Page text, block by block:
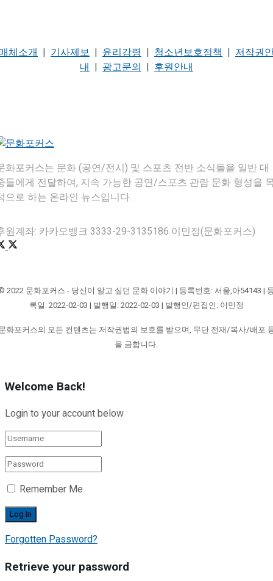
체소개 | 기사제보 | 윤리강령 | 청소년보호정책 | 저작권
내 | 광고문의 | 후원안내
화포커스는 문화 (공연/전시) 및 스포츠 전반 소식들을 일반 대
들에게 전달하여, 지속 가능한 공연/스포츠 관람 문화 형성을
으로 하는 온라인 뉴스입니다.
원계좌: 카카오뱅크 3333-29-3135186 이민정(문화포커스)
2022 문화포커스 - 당신이 알고 싶던 문화 이야기 | 등록번호: 서울,아54143 |
록일: 2022-02-03 | 발행일: 2022-02-03 | 발행인/편집인: 이민정
화포커스의 모든 컨텐츠는 저작권법의 보호를 받으며, 무단 전재/복사/배포
을 금합니다.
Welcome Back!
Login to your account below
Remember Me
Forgotten Password?
Retrieve your password